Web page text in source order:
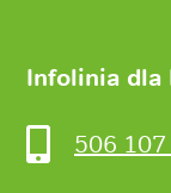
Infolinia dla
506 107